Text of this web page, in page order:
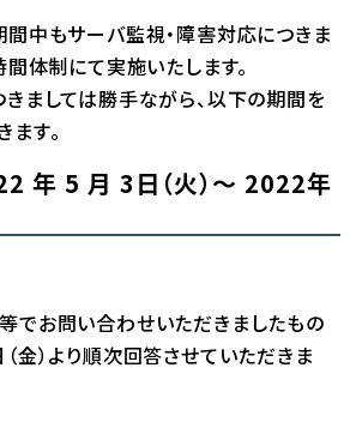
間中もサーバ監視・障害対応につきま
間体制にて実施いたします。
ましては勝手ながら、以下の期間を
す。
年 5 月 3日（火）～ 2022年
でお問い合わせいただきましたもの
金）より順次回答させていただきま